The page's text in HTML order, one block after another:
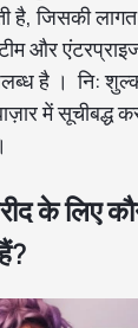
है, जिसकी
और
है । नि:
में सूचीबद्ध
के लिए